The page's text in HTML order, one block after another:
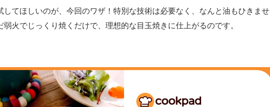
してほしいのが、今回のワザ！特別な技術は必要なく、なんと油もひきませ
弱火でじっくり焼くだけで、理想的な目玉焼きに仕上がるのです。